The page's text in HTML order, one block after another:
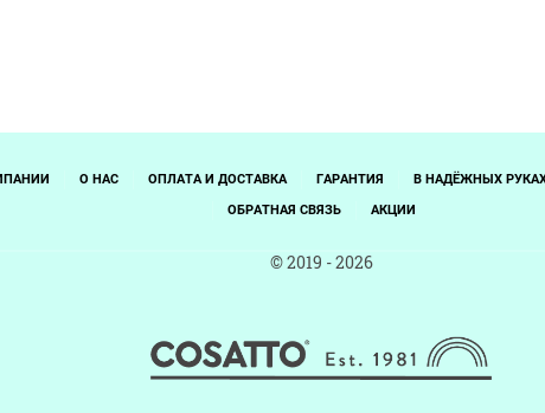
О НАС ОПЛАТА И ДОСТАВКА ГАРАНТИЯ В НАДЁЖНЫХ
ОБРАТНАЯ СВЯЗЬ
АКЦИИ
© 2019 - 2026